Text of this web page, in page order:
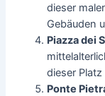
dieser
Gebäuden
Piazza dei
dieser
Ponte